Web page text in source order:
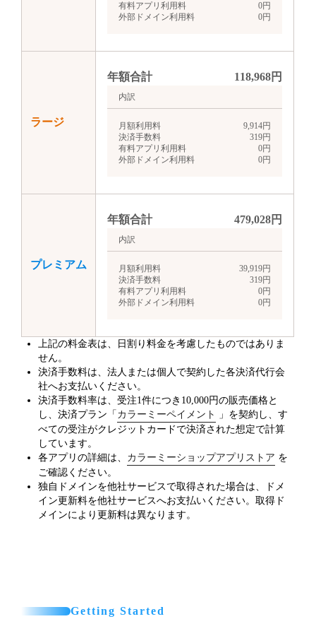
有料アプリ利用料
0円
外部ドメイン利用料
0円
ラージ
年額合計 118,968円
内訳
月額利用料 9,914円
決済手数料
319円
有料アプリ利用料
0円
外部ドメイン利用料
0円
プレミアム
年額合計 479,028円
内訳
月額利用料 39,919円
決済手数料
319円
有料アプリ利用料
0円
外部ドメイン利用料
0円
上記の料金表は、日割り料金を考慮したものではありま
せん。
決済手数料は、法人または個人で契約した各決済代行会
社へお支払いください。
決済手数料率は、受注1件につき10,000円の販売価格と
し、決済プラン「 カラーミーペイメント
」を契約し、す
べての受注がクレジットカードで決済された想定で計算
しています。
各アプリの詳細は、 カラーミーショップアプリストア を
ご確認ください。
独自ドメインを他社サービスで取得された場合は、ドメ
イン更新料を他社サービスへお支払いください。取得ド
メインにより更新料は異なります。
Getting Started